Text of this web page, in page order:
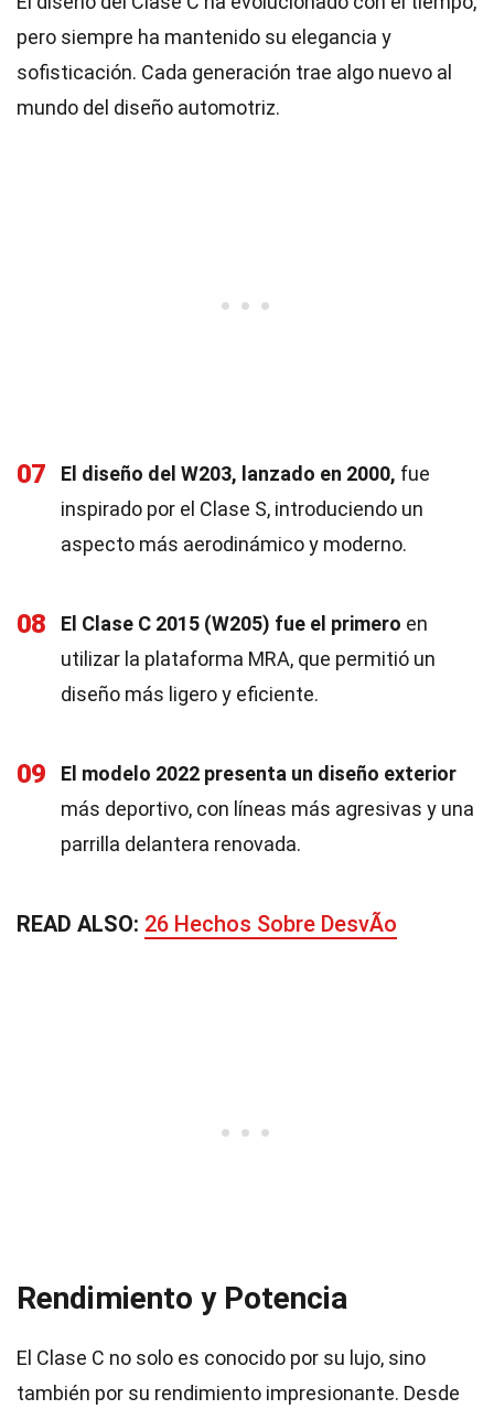
pero siempre ha mantenido su elegancia y
sofisticación. Cada generación trae algo nuevo al
mundo del diseño automotriz.
07 El diseño del W203, lanzado en 2000, fue
inspirado por el Clase S, introduciendo un
aspecto más aerodinámico y moderno.
08 El Clase C 2015 (W205) fue el primero en
utilizar la plataforma MRA, que permitió un
diseño más ligero y eficiente.
09
El modelo 2022 presenta un diseño exterior
más deportivo, con líneas más agresivas y una
parrilla delantera renovada.
READ ALSO: 26 Hechos Sobre DesvÃ­o
Rendimiento y Potencia
El Clase C no solo es conocido por su lujo, sino
también por su rendimiento impresionante. Desde